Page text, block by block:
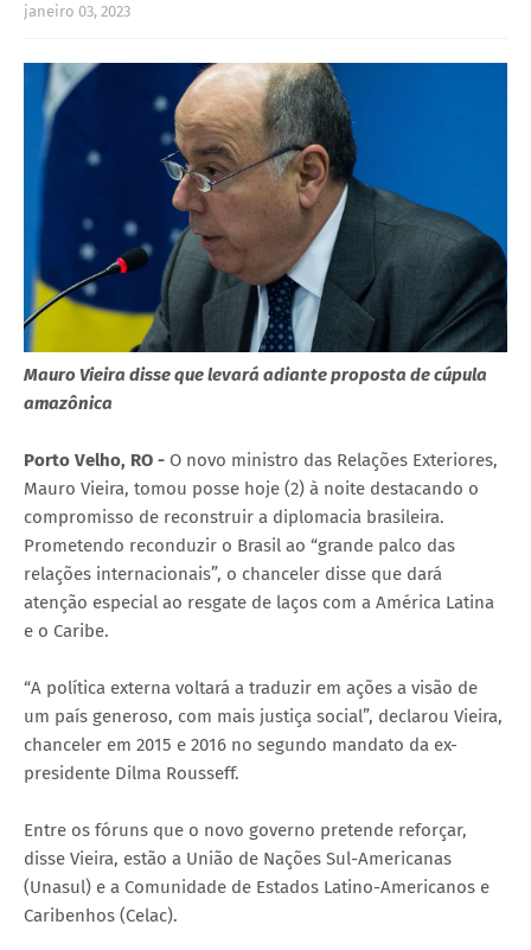
janeiro 03, 2023
Mauro Vieira disse que levará adiante proposta de cúpula
amazônica
Porto Velho, RO - O novo ministro das Relações Exteriores,
Mauro Vieira, tomou posse hoje (2) à noite destacando o
compromisso de reconstruir a diplomacia brasileira.
Prometendo reconduzir o Brasil ao “grande palco das
relações internacionais”, o chanceler disse que dará
atenção especial ao resgate de laços com a América Latina
e o Caribe.
“A política externa voltará a traduzir em ações a visão de
um país generoso, com mais justiça social”, declarou Vieira,
chanceler em 2015 e 2016 no segundo mandato da ex-
presidente Dilma Rousseff.
Entre os fóruns que o novo governo pretende reforçar,
disse Vieira, estão a União de Nações Sul-Americanas
(Unasul) e a Comunidade de Estados Latino-Americanos e
Caribenhos (Celac).